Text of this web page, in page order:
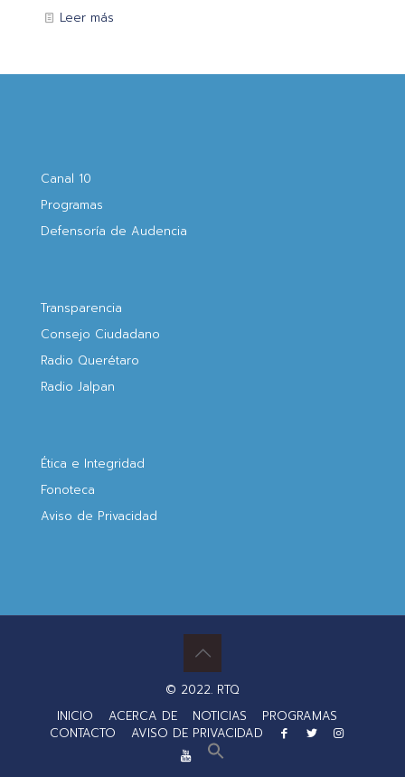
Leer más
Canal 10
Programas
Defensoría de Audencia
Transparencia
Consejo Ciudadano
Radio Querétaro
Radio Jalpan
Ética e Integridad
Fonoteca
Aviso de Privacidad
© 2022. RTQ
INICIO
ACERCA DE NOTICIAS
PROGRAMAS
CONTACTO
AVISO DE PRIVACIDAD